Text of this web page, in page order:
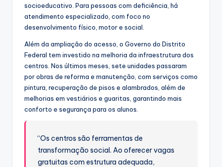
socioeducativo. Para pessoas com deficiência, há
atendimento especializado, com foco no
desenvolvimento físico, motor e social.
Além da ampliação do acesso, o Governo do Distrito
Federal tem investido na melhoria da infraestrutura dos
centros. Nos últimos meses, sete unidades passaram
por obras de reforma e manutenção, com serviços como
pintura, recuperação de pisos e alambrados, além de
melhorias em vestiários e guaritas, garantindo mais
conforto e segurança para os alunos.
“Os centros são ferramentas de
transformação social. Ao oferecer vagas
gratuitas com estrutura adequada,